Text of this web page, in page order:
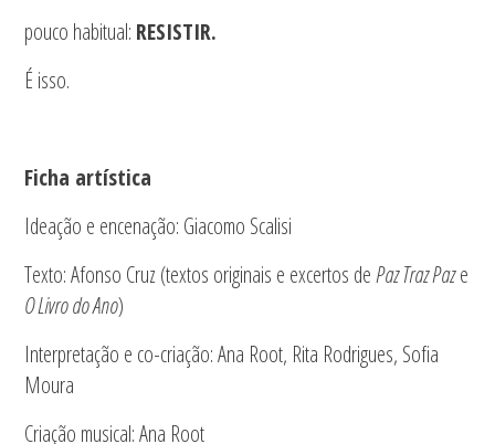
pouco habitual: RESISTIR.
É isso.
Ficha artística
Ideação e encenação: Giacomo Scalisi
Texto: Afonso Cruz (textos originais e excertos dePaz Traz Paze
O Livro do Ano)
Interpretação e co-criação: Ana Root, Rita Rodrigues, Sofia
Moura
Criação musical: Ana Root